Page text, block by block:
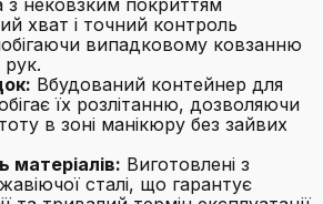
з нековзким покриттям
хват і точний контроль
випадковому ковзанню
Вбудований контейнер для
їх розлітанню, дозволяючи
в зоні манікюру без зайвих
матеріалів: Виготовлені з
сталі, що гарантує